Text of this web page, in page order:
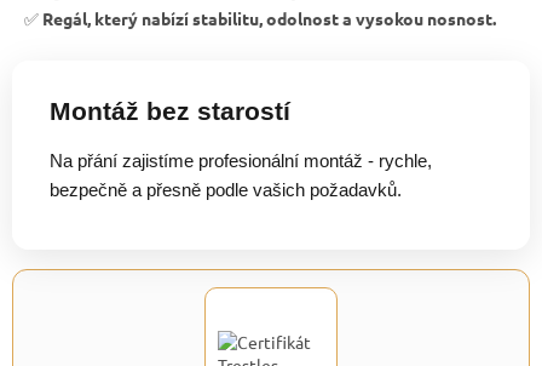
✅ Regál, který nabízí stabilitu, odolnost a vysokou nosnost.
Montáž bez starostí
Na přání zajistíme profesionální montáž - rychle,
bezpečně a přesně podle vašich požadavků.